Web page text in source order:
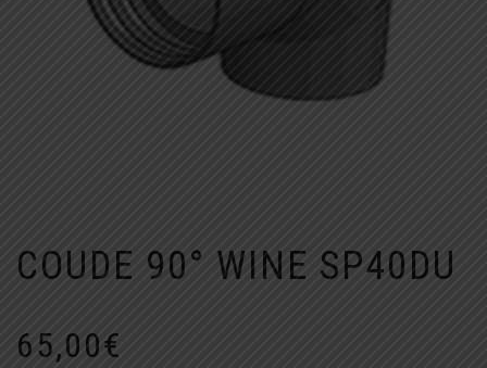
COUDE 90° WINE SP40DU
65,00€